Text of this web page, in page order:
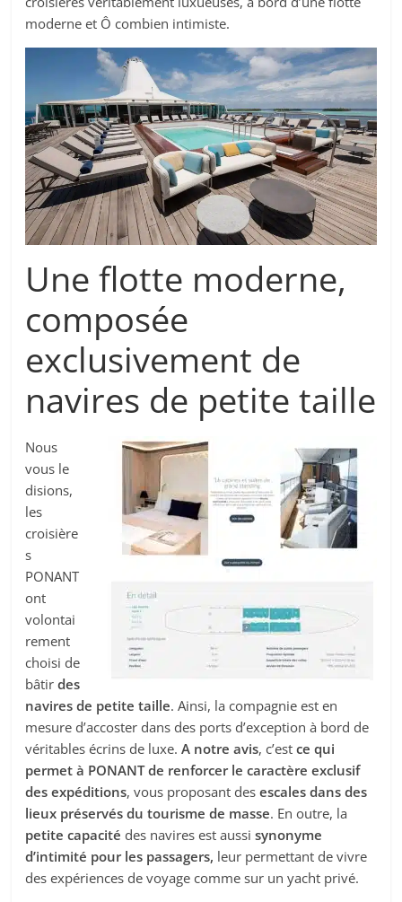
moderne et Ô combien intimiste.
Une flotte moderne,
composée
exclusivement de
navires de petite taille
Nous
vous le
disions,
les
croisière
s
PONANT
ont
volontai
rement
choisi de
bâtirdes
navires de petite taille. Ainsi, la compagnie est en
mesure d’accoster dans des ports d’exception à bord de
véritables écrins de luxe.A notre avis, c’estce qui
permet à PONANT de renforcer le caractère exclusif
des expéditions, vous proposant desescales dans des
lieux préservés du tourisme de masse. En outre, la
petite capacité des navires est aussisynonyme
d’intimité pour les passagers, leur permettant de vivre
des expériences de voyage comme sur un yacht privé.